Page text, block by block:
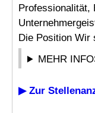
Professionalität,
Die Position Wir
MEHR
▶ Zur